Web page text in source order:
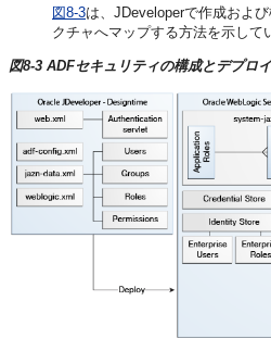
図8-3は、JDeveloperで作成およ
クチャへマップする方法を示して
図8-3 ADFセキュリティの構成とデプロ